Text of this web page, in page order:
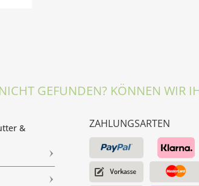
GEFUNDEN? KÖNNEN WIR
& ZAHLUNGSARTEN